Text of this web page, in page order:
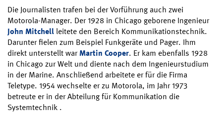
Die Journalisten trafen bei der Vorführung auch zwei
Motorola-Manager. Der 1928 in Chicago geborene Ingenieur
John Mitchell leitete den Bereich Kommunikationstechnik.
Darunter fielen zum Beispiel Funkgeräte und Pager. Ihm
direkt unterstellt warMartin Cooper. Er kam ebenfalls 1928
in Chicago zur Welt und diente nach dem Ingenieurstudium
in der Marine. Anschließend arbeitete er für die Firma
Teletype. 1954 wechselte er zu Motorola, im Jahr 1973
betreute er in der Abteilung für Kommunikation die
Systemtechnik .